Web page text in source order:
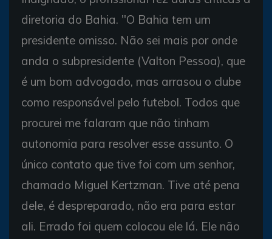
diretoria do Bahia. "O Bahia tem um
presidente omisso. Não sei mais por onde
anda o subpresidente (Valton Pessoa), que
é um bom advogado, mas arrasou o clube
como responsável pelo futebol. Todos que
procurei me falaram que não tinham
autonomia para resolver esse assunto. O
único contato que tive foi com um senhor,
chamado Miguel Kertzman. Tive até pena
dele, é despreparado, não era para estar
ali. Errado foi quem colocou ele lá. Ele não